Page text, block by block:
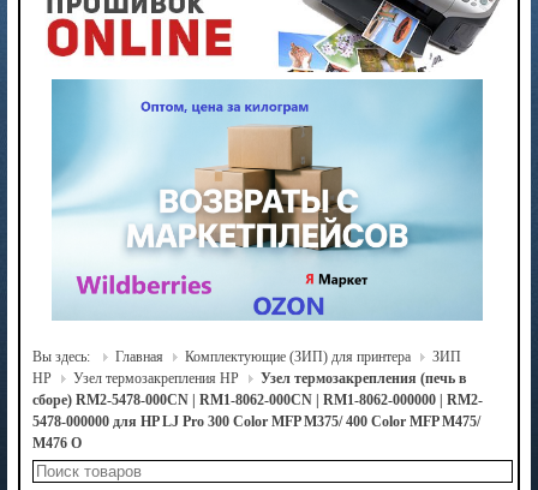
Вы здесь: Главная Комплектующие (ЗИП) для принтера
ЗИП
HP
Узел термозакрепления HP
Узел термозакрепления (печь в
сборе) RM2-5478-000CN | RM1-8062-000CN | RM1-8062-000000 | RM2-
5478-000000 для HP LJ Pro 300 Color MFP M375/ 400 Color MFP M475/
M476 О